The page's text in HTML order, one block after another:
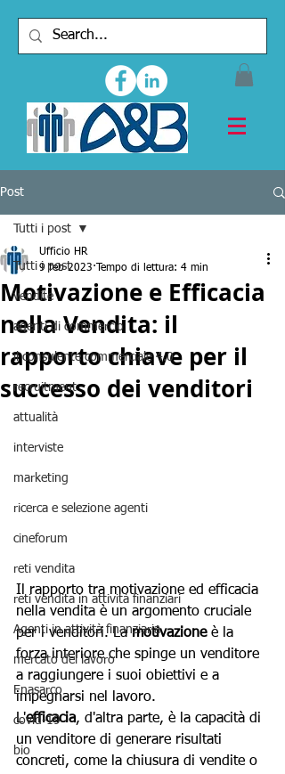
Post
Tutti i post
vendite
agenti di commercio
il consulente commerciale 4.0
recruitment
attualità
interviste
marketing
ricerca e selezione agenti
cineforum
reti vendita
reti vendita in attività finanziari
Agenti in attività finanziaria
mercato del lavoro
Enasarco
covid-19
bio
Tutti i post
Motivazione e Efficacia
nella Vendita: il
rapporto chiave per il
successo dei venditori
Ufficio HR
9 feb 2023
Tempo di lettura: 4 min
Il rapporto tra motivazione ed efficacia
nella vendita è un argomento cruciale
per i venditori. La motivazione è la
forza interiore che spinge un venditore
a raggiungere i suoi obiettivi e a
impegnarsi nel lavoro.
L'efficacia, d'altra parte, è la capacità di
un venditore di generare risultati
concreti, come la chiusura di vendite o